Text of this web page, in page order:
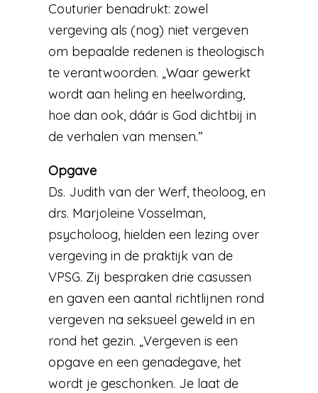
Couturier benadrukt: zowel
vergeving als (nog) niet vergeven
om bepaalde redenen is theologisch
te verantwoorden. „Waar gewerkt
wordt aan heling en heelwording,
hoe dan ook, dáár is God dichtbij in
de verhalen van mensen.”
Opgave
Ds. Judith van der Werf, theoloog, en
drs. Marjoleine Vosselman,
psycholoog, hielden een lezing over
vergeving in de praktijk van de
VPSG. Zij bespraken drie casussen
en gaven een aantal richtlijnen rond
vergeven na seksueel geweld in en
rond het gezin. „Vergeven is een
opgave en een genadegave, het
wordt je geschonken. Je laat de